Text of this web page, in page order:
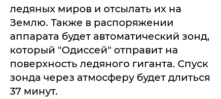
ледяных миров и отсылать их на
Землю. Также в распоряжении
аппарата будет автоматический зонд,
который "Одиссей" отправит на
поверхность ледяного гиганта. Спуск
зонда через атмосферу будет длиться
37 минут.